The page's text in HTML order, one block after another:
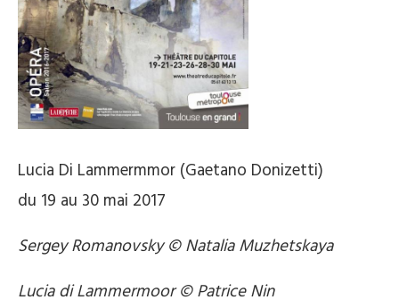
Lucia Di Lammermmor (Gaetano Donizetti)
du 19 au 30 mai 2017
Sergey Romanovsky © Natalia Muzhetskaya
Lucia di Lammermoor © Patrice Nin